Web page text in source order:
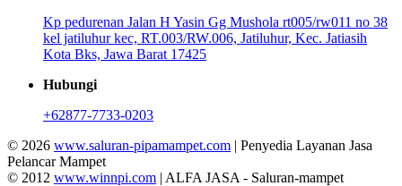
Kp pedurenan Jalan H Yasin Gg Mushola rt005/rw011 no 38
kel jatiluhur kec, RT.003/RW.006, Jatiluhur, Kec. Jatiasih
Kota Bks, Jawa Barat 17425
Hubungi
+62877-7733-0203
© 2026 www.saluran-pipamampet.com | Penyedia Layanan Jasa
Pelancar Mampet
© 2012 www.winnpi.com | ALFA JASA - Saluran-mampet